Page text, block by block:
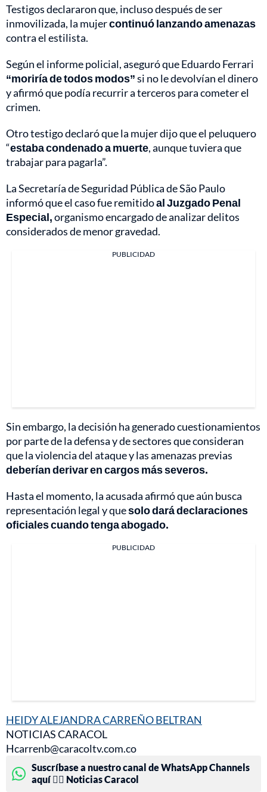
Testigos declararon que, incluso después de ser
inmovilizada, la mujercontinuó lanzando amenazas
contra el estilista.
Según el informe policial, aseguró que Eduardo Ferrari
“moriría de todos modos”si no le devolvían el dinero
y afirmó que podía recurrir a terceros para cometer el
crimen.
Otro testigo declaró que la mujer dijo que el peluquero
“estaba condenado a muerte, aunque tuviera que
trabajar para pagarla”.
La Secretaría de Seguridad Pública de São Paulo
informó que el caso fue remitidoal Juzgado Penal
Especial,organismo encargado de analizar delitos
considerados de menor gravedad.
PUBLICIDAD
Sin embargo, la decisión ha generado cuestionamientos
por parte de la defensa y de sectores que consideran
que la violencia del ataque y las amenazas previas
deberían derivar en cargos más severos.
Hasta el momento, la acusada afirmó que aún busca
representación legal y quesolo dará declaraciones
oficiales cuando tenga abogado.
PUBLICIDAD
HEIDY ALEJANDRA CARREÑO BELTRAN
NOTICIAS CARACOL
Hcarrenb@caracoltv.com.co
Suscríbase a nuestro canal de WhatsApp Channels
aquí 👉🏻 Noticias Caracol